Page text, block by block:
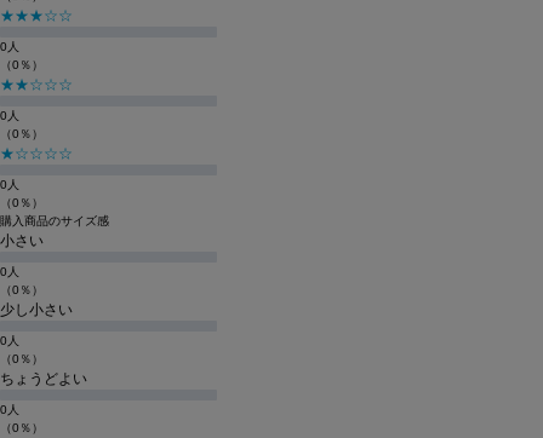
★★★☆☆
0人
（0％）
★★☆☆☆
0人
（0％）
★☆☆☆☆
0人
（0％）
購入商品のサイズ感
小さい
0人
（0％）
少し小さい
0人
（0％）
ちょうどよい
0人
（0％）